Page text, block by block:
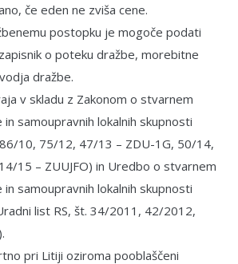
če eden ne zviša cene.
postopku je mogoče podati
o poteku dražbe, morebitne
dražbe.
v skladu z Zakonom o stvarnem
samoupravnih lokalnih skupnosti
10, 75/12, 47/13 – ZDU-1G, 50/14,
15 – ZUUJFO) in Uredbo o stvarnem
samoupravnih lokalnih skupnosti
list RS, št. 34/2011, 42/2012,
pri Litiji oziroma poo­blaščeni